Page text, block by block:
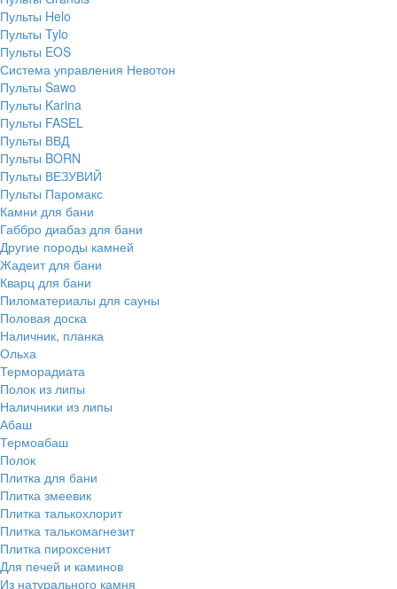
Пульты Helo
Пульты Tylo
Пульты EOS
Система управления Невотон
Пульты Sawo
Пульты Karina
Пульты FASEL
Пульты ВВД
Пульты BORN
Пульты ВЕЗУВИЙ
Пульты Паромакс
Камни для бани
Габбро диабаз для бани
Другие породы камней
Жадеит для бани
Кварц для бани
Пиломатериалы для сауны
Половая доска
Наличник, планка
Ольха
Терморадиата
Полок из липы
Наличники из липы
Абаш
Термоабаш
Полок
Плитка для бани
Плитка змеевик
Плитка талькохлорит
Плитка талькомагнезит
Плитка пироксенит
Для печей и каминов
Из натурального камня